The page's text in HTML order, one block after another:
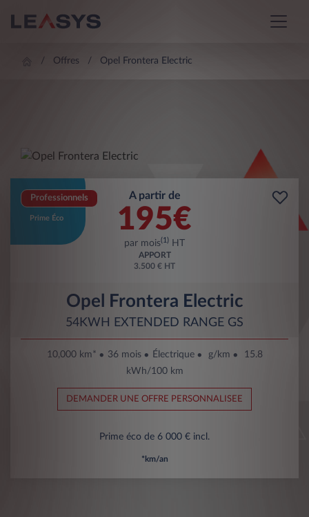
Offres Opel Frontera Electric
Professionnels
Prime Éco
A partir de
195€
par mois(1) HT
APPORT
3.500 € HT
Opel Frontera Electric
54KWH EXTENDED RANGE GS
10,000 km* 36 mois Électrique g/km
15.8
kWh/100 km
DEMANDER UNE OFFRE PERSONNALISEE
Prime éco de 6 000 € incl.
*km/an